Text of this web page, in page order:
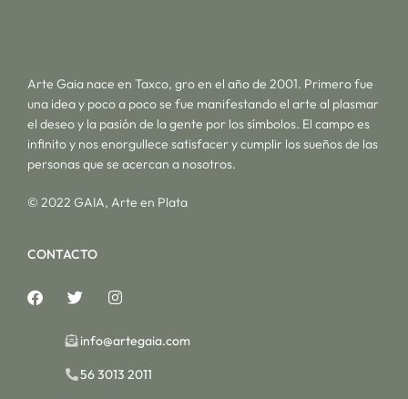
Arte Gaia nace en Taxco, gro en el año de 2001. Primero fue
una idea y poco a poco se fue manifestando el arte al plasmar
el deseo y la pasión de la gente por los símbolos. El campo es
infinito y nos enorgullece satisfacer y cumplir los sueños de las
personas que se acercan a nosotros.
© 2022 GAIA, Arte en Plata
CONTACTO
info@artegaia.com
56 3013 2011